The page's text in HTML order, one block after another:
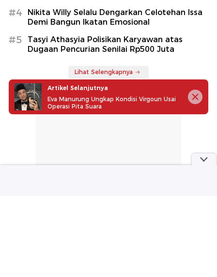
#4
Nikita Willy Selalu Dengarkan Celotehan Issa
Demi Bangun Ikatan Emosional
#5
Tasyi Athasyia Polisikan Karyawan atas
Dugaan Pencurian Senilai Rp500 Juta
Lihat Selengkapnya
Artikel Selanjutnya
Eva Manurung Ungkap Kondisi Virgoun Usai
Operasi Pita Suara